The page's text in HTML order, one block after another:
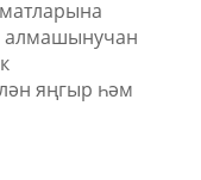
алмашынучан
яңгыр һәм